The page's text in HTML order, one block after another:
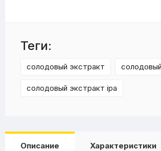
Теги:
солодовый экстракт
солодовый экстракт ipa
Описание Характеристики